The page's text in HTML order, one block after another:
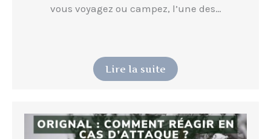
vous voyagez ou campez, l’une des…
Lire la suite